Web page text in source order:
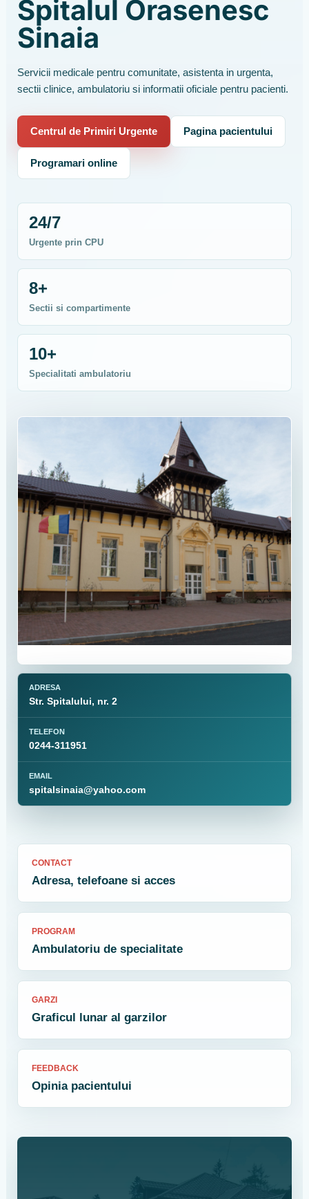
Spitalul Orasenesc
Sinaia
Servicii medicale pentru comunitate, asistenta in urgenta,
sectii clinice, ambulatoriu si informatii oficiale pentru pacienti.
Centrul de Primiri Urgente Pagina pacientului
Programari online
24/7
Urgente prin CPU
8+
Sectii si compartimente
10+
Specialitati ambulatoriu
ADRESA
Str. Spitalului, nr. 2
TELEFON
0244-311951
EMAIL
spitalsinaia@yahoo.com
CONTACT
Adresa, telefoane si acces
PROGRAM
Ambulatoriu de specialitate
GARZI
Graficul lunar al garzilor
FEEDBACK
Opinia pacientului